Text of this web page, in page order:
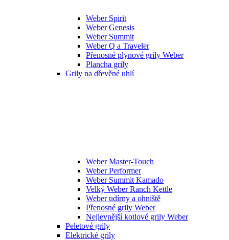
Weber Spirit
Weber Genesis
Weber Summit
Weber Q a Traveler
Přenosné plynové grily Weber
Plancha grily
Grily na dřevěné uhlí
Weber Master-Touch
Weber Performer
Weber Summit Kamado
Velký Weber Ranch Kettle
Weber udírny a ohniště
Přenosné grily Weber
Nejlevnější kotlové grily Weber
Peletové grily
Elektrické grily